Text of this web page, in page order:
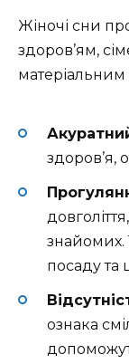
Жіночі сни
здоров’ям,
здоров’я,
знайомих.
посаду та
ознака